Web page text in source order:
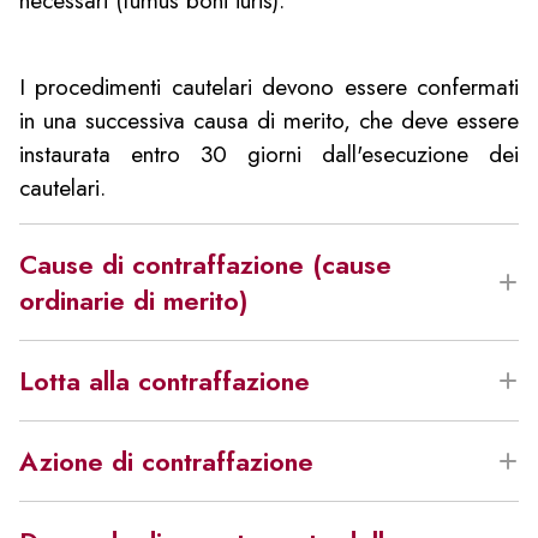
I procedimenti cautelari devono essere confermati
in una successiva causa di merito, che deve essere
instaurata entro 30 giorni dall'esecuzione dei
cautelari.
Cause di contraffazione (cause
ordinarie di merito)
li porta spesso a nominareun consulente tecnico
d’ufficio (CTU). Il ruolo del CTU è ricoperto da un
tecnico esperto in materia brevettuale che deve
messa in discussione dal presunto contraffattore
Lotta alla contraffazione
che il titolare di una domanda di brevetto o
modello ornamentale (design) o di una domanda
Azione di contraffazione